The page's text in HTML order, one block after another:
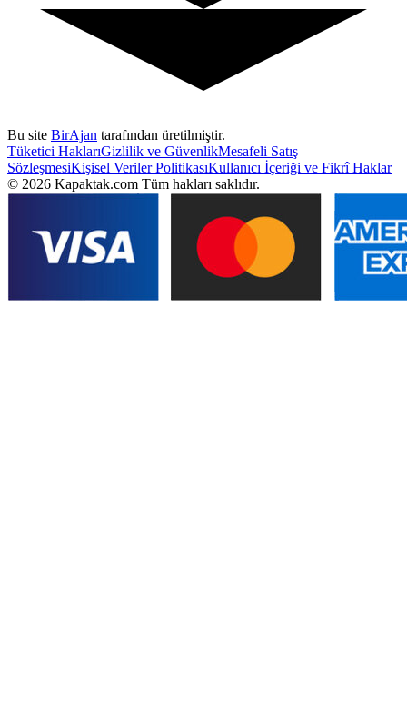
Bu site BirAjan tarafından üretilmiştir.
Tüketici HaklarıGizlilik ve GüvenlikMesafeli Satış
SözleşmesiKişisel Veriler PolitikasıKullanıcı İçeriği ve Fikrî Haklar
© 2026 Kapaktak.com Tüm hakları saklıdır.